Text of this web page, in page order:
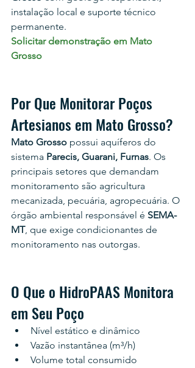
instalação local e suporte técnico
permanente.
Solicitar demonstração em Mato
Grosso
Por Que Monitorar Poços
Artesianos em Mato Grosso?
Mato Grosso possui aquíferos do
sistema Parecis, Guarani, Furnas. Os
principais setores que demandam
monitoramento são agricultura
mecanizada, pecuária, agropecuária. O
órgão ambiental responsável é SEMA-
MT, que exige condicionantes de
monitoramento nas outorgas.
O Que o HidroPAAS Monitora
em Seu Poço
Nível estático e dinâmico
Vazão instantânea (m³/h)
Volume total consumido